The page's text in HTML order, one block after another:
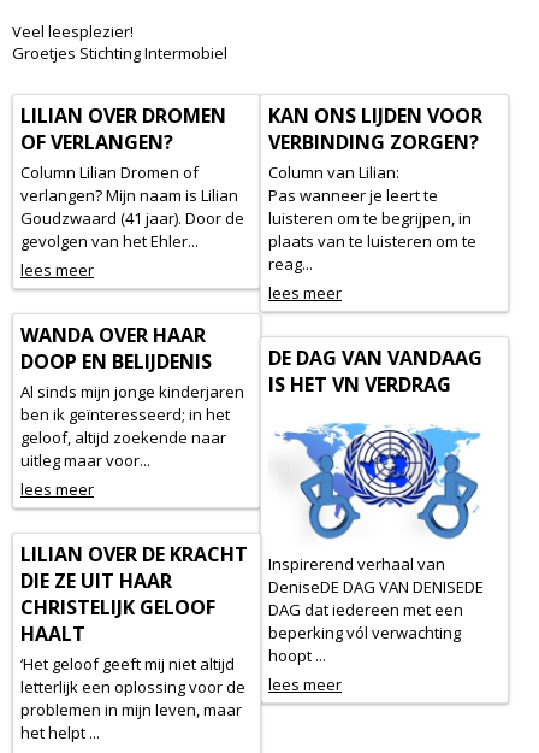
Veel leesplezier!
Groetjes Stichting Intermobiel
LILIAN OVER DROMEN
OF VERLANGEN?
Column Lilian Dromen of
verlangen? Mijn naam is Lilian
Goudzwaard (41 jaar). Door de
gevolgen van het Ehler...
lees meer
KAN ONS LIJDEN VOOR
VERBINDING ZORGEN?
Column van Lilian:
Pas wanneer je leert te
luisteren om te begrijpen, in
plaats van te luisteren om te
reag...
lees meer
WANDA OVER HAAR
DOOP EN BELIJDENIS
Al sinds mijn jonge kinderjaren
ben ik geïnteresseerd; in het
geloof, altijd zoekende naar
uitleg maar voor...
lees meer
DE DAG VAN VANDAAG
IS HET VN VERDRAG
Inspirerend verhaal van
DeniseDE DAG VAN DENISEDE
DAG dat iedereen met een
beperking vól verwachting
hoopt ...
lees meer
LILIAN OVER DE KRACHT
DIE ZE UIT HAAR
CHRISTELIJK GELOOF
HAALT
‘Het geloof geeft mij niet altijd
letterlijk een oplossing voor de
problemen in mijn leven, maar
het helpt ...